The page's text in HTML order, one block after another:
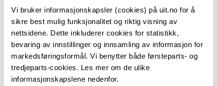
Vi bruker informasjonskapsler (cookies) på uit.no for å
sikre best mulig funksjonalitet og riktig visning av
nettsidene. Dette inkluderer cookies for statistikk,
bevaring av innstillinger og innsamling av informasjon for
markedsføringsformål. Vi benytter både førsteparts- og
tredjeparts-cookies. Les mer om de ulike
informasjonskapslene nedenfor.